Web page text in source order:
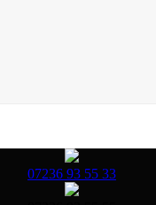
07236 93 55 33